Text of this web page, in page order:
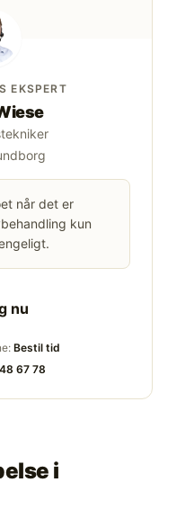
EKSPERT
når det er
kun
nu
Bestil tid
67 78
i